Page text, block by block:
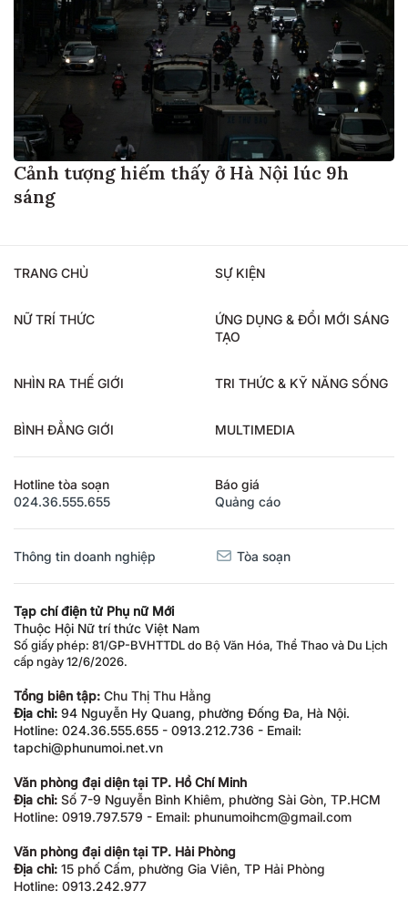
Cảnh tượng hiếm thấy ở Hà Nội lúc 9h
sáng
TRANG CHỦ SỰ KIỆN
NỮ TRÍ THỨC
ỨNG DỤNG & ĐỔI MỚI SÁNG
TẠO
NHÌN RA THẾ GIỚI TRI THỨC & KỸ NĂNG SỐNG
BÌNH ĐẲNG GIỚI MULTIMEDIA
Hotline tòa soạn
024.36.555.655
Báo giá
Quảng cáo
Thông tin doanh nghiệp Tòa soạn
Tạp chí điện tử Phụ nữ Mới
Thuộc Hội Nữ trí thức Việt Nam
Số giấy phép: 81/GP-BVHTTDL do Bộ Văn Hóa, Thể Thao và Du Lịch
cấp ngày 12/6/2026.
Tổng biên tập: Chu Thị Thu Hằng
Địa chỉ: 94 Nguyễn Hy Quang, phường Đống Đa, Hà Nội.
Hotline: 024.36.555.655 - 0913.212.736 - Email:
tapchi@phunumoi.net.vn
Văn phòng đại diện tại TP. Hồ Chí Minh
Địa chỉ: Số 7-9 Nguyễn Bỉnh Khiêm, phường Sài Gòn, TP.HCM
Hotline: 0919.797.579 - Email: phunumoihcm@gmail.com
Văn phòng đại diện tại TP. Hải Phòng
Địa chỉ: 15 phố Cấm, phường Gia Viên, TP Hải Phòng
Hotline: 0913.242.977